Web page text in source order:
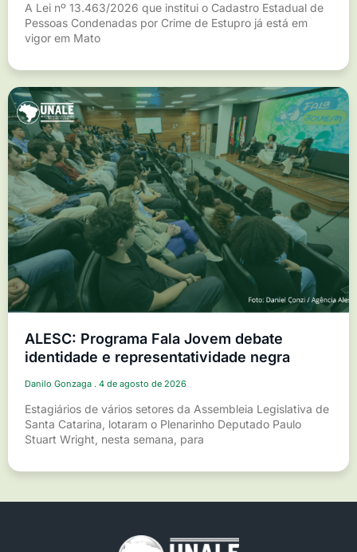
A Lei nº 13.463/2026 que institui o Cadastro Estadual de
Pessoas Condenadas por Crime de Estupro já está em
vigor em Mato
ALESC: Programa Fala Jovem debate
identidade e representatividade negra
Danilo Gonzaga 4 de agosto de 2026
Estagiários de vários setores da Assembleia Legislativa de
Santa Catarina, lotaram o Plenarinho Deputado Paulo
Stuart Wright, nesta semana, para